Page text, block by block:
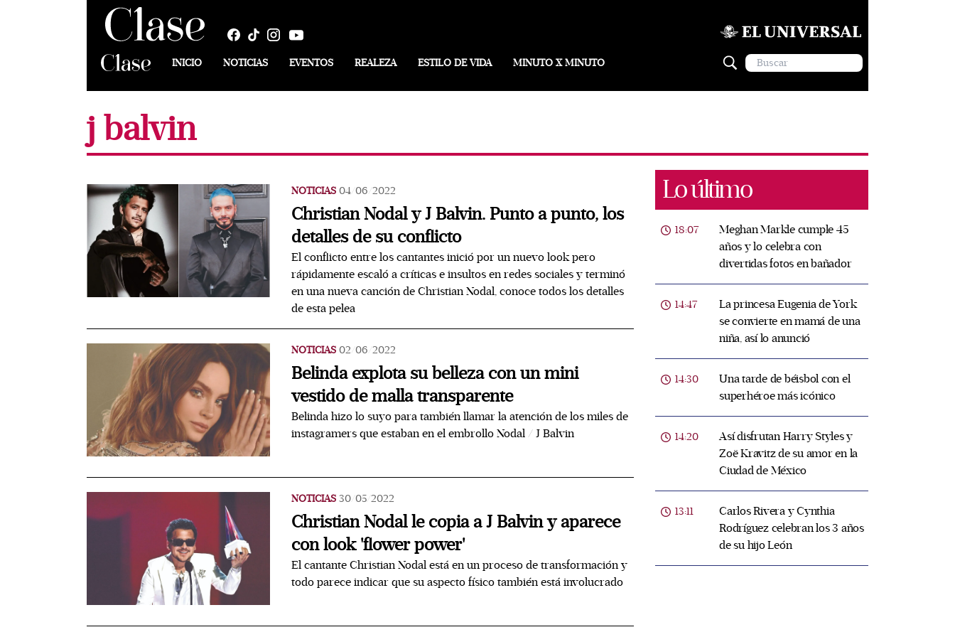
INICIO NOTICIAS EVENTOS REALEZA ESTILO DE VIDA MINUTO X MINUTO
j balvin
NOTICIAS 04/06/2022
Christian Nodal y J Balvin. Punto a punto, los
detalles de su conflicto
El conflicto entre los cantantes inició por un nuevo look pero
rápidamente escaló a críticas e insultos en redes sociales y terminó
en una nueva canción de Christian Nodal, conoce todos los detalles
de esta pelea
NOTICIAS 02/06/2022
Belinda explota su belleza con un mini
vestido de malla transparente
Belinda hizo lo suyo para también llamar la atención de los miles de
instagramers que estaban en el embrollo Nodal / J Balvin
NOTICIAS 30/05/2022
Christian Nodal le copia a J Balvin y aparece
con look 'flower power'
El cantante Christian Nodal está en un proceso de transformación y
todo parece indicar que su aspecto físico también está involucrado
Lo último
18:07
Meghan Markle cumple 45
años y lo celebra con
divertidas fotos en bañador
14:47
La princesa Eugenia de York
se convierte en mamá de una
niña, así lo anunció
14:30
Una tarde de béisbol con el
superhéroe más icónico
14:20
Así disfrutan Harry Styles y
Zoë Kravitz de su amor en la
Ciudad de México
13:11
Carlos Rivera y Cynthia
Rodríguez celebran los 3 años
de su hijo León